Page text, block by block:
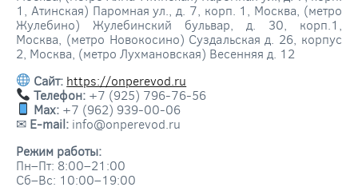
1, Атинская) Паромная ул., д. 7, корп. 1, Москва, (метро
Жулебино) Жулебинский бульвар, д. 30, корп.1,
Москва, (метро Новокосино) Суздальская д. 26, корпус
2, Москва, (метро Лухмановская) Весенняя д. 12
Сайт: https://onperevod.ru
Телефон: +7 (925) 796-76-56
Max: +7 (962) 939-00-06
✉ E-mail: info@onperevod.ru
Режим работы:
Пн–Пт: 8:00–21:00
Сб–Вс: 10:00–19:00